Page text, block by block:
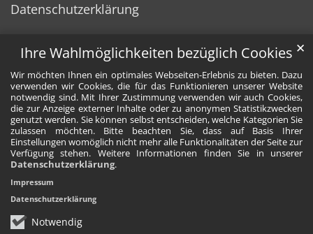
Ihre Wahlmöglichkeiten bezüglich Cookies
Wir möchten Ihnen ein optimales Webseiten-Erlebnis zu bieten. Dazu
verwenden wir Cookies, die für das Funktionieren unserer Website
notwendig sind. Mit Ihrer Zustimmung verwenden wir auch Cookies,
die zur Anzeige externer Inhalte oder zu anonymen Statistikzwecken
genutzt werden. Sie können selbst entscheiden, welche Kategorien Sie
zulassen möchten. Bitte beachten Sie, dass auf Basis Ihrer
Einstellungen womöglich nicht mehr alle Funktionalitäten der Seite zur
Verfügung stehen. Weitere Informationen finden Sie in unserer
Datenschutzerklärung.
Notwendig
✕
Impressum
Datenschutzerklärung
Datenschutzerklärung